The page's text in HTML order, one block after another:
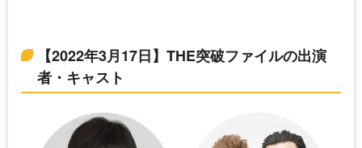
【2022年3月17日】THE突破ファイルの出演
者・キャスト